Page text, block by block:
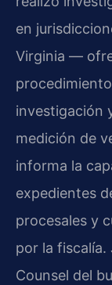
en
Virginia —
investigación
medición de
informa la
expedientes
procesales y
por la fiscalía.
Counsel del